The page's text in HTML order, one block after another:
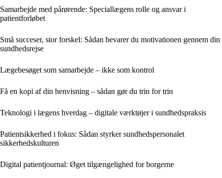
Samarbejde med pårørende: Speciallægens rolle og ansvar i
patientforløbet
Små succeser, stor forskel: Sådan bevarer du motivationen gennem din
sundhedsrejse
Lægebesøget som samarbejde – ikke som kontrol
Få en kopi af din henvisning – sådan gør du trin for trin
Teknologi i lægens hverdag – digitale værktøjer i sundhedspraksis
Patientsikkerhed i fokus: Sådan styrker sundhedspersonalet
sikkerhedskulturen
Digital patientjournal: Øget tilgængelighed for borgerne